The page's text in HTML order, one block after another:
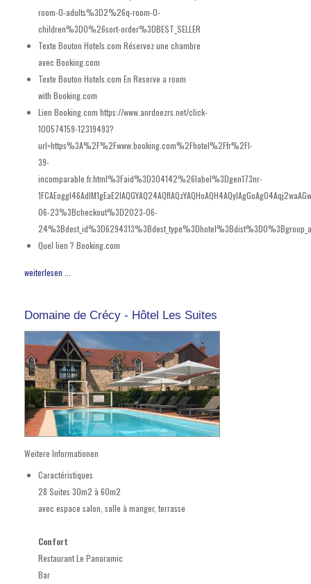
room-0-adults%3D2%26q-room-0-
children%3D0%26sort-order%3DBEST_SELLER
Texte Bouton Hotels.com Réservez une chambre
avec Booking.com
Texte Bouton Hotels.com En Reserve a room
with Booking.com
Lien Booking.com https://www.anrdoezrs.net/click-
100574159-12319493?
url=https%3A%2F%2Fwww.booking.com%2Fhotel%2Ffr%2Fl-
39-
incomparable.fr.html%3Faid%3D304142%26label%3Dgen173nr-
06-23%3Bcheckout%3D2023-06-
Quel lien ? Booking.com
weiterlesen ...
Domaine de Crécy - Hôtel Les Suites
Weitere Informationen
Caractéristiques
28 Suites 30m2 à 60m2
avec espace salon, salle à manger, terrasse
Confort
Restaurant Le Panoramic
Bar